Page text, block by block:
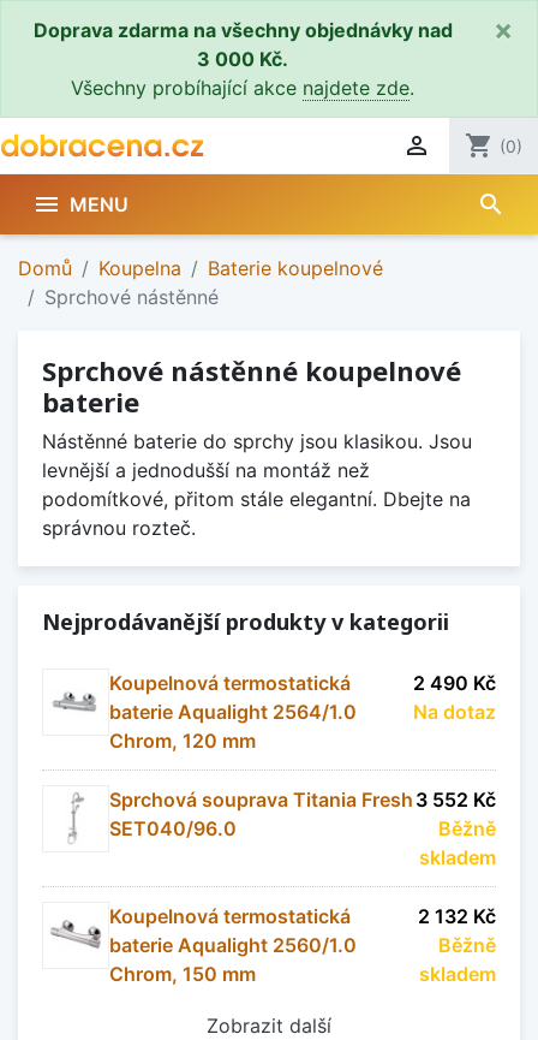
Doprava zdarma na všechny objednávky nad
3 000 Kč.
Všechny probíhající akce najdete zde.
×
 shopping_cart (0)
 MENU search
Domů Koupelna
Baterie koupelnové
Sprchové nástěnné
Sprchové nástěnné koupelnové
baterie
Nástěnné baterie do sprchy jsou klasikou. Jsou
levnější a jednodušší na montáž než
podomítkové, přitom stále elegantní. Dbejte na
správnou rozteč.
Nejprodávanější produkty v kategorii
Koupelnová termostatická
baterie Aqualight 2564/1.0
Chrom, 120 mm
2 490 Kč
Na dotaz
Sprchová souprava Titania Fresh
SET040/96.0
3 552 Kč
Běžně
skladem
Koupelnová termostatická
baterie Aqualight 2560/1.0
Chrom, 150 mm
2 132 Kč
Běžně
skladem
Zobrazit další